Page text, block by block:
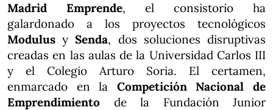
Madrid Emprende, el consistorio ha
galardonado a los proyectos tecnológicos
ModulusySenda, dos soluciones disruptivas
creadas en las aulas de la Universidad Carlos III
y el Colegio Arturo Soria. El certamen,
enmarcado en la Competición Nacional de
Emprendimiento de la Fundación Junior